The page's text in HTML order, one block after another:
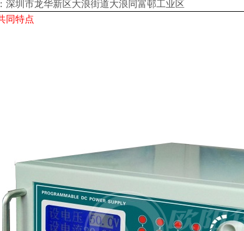
深圳市龙华新区大浪街道大浪同富邨工业区
同特点